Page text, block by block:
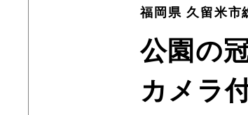
福岡県 久留米
公園の
カメラ